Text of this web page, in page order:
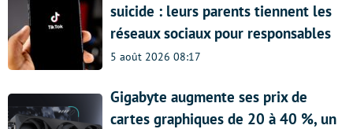
suicide : leurs parents tiennent les
réseaux sociaux pour responsables
5 août 2026 08:17
Gigabyte augmente ses prix de
cartes graphiques de 20 à 40 %, un